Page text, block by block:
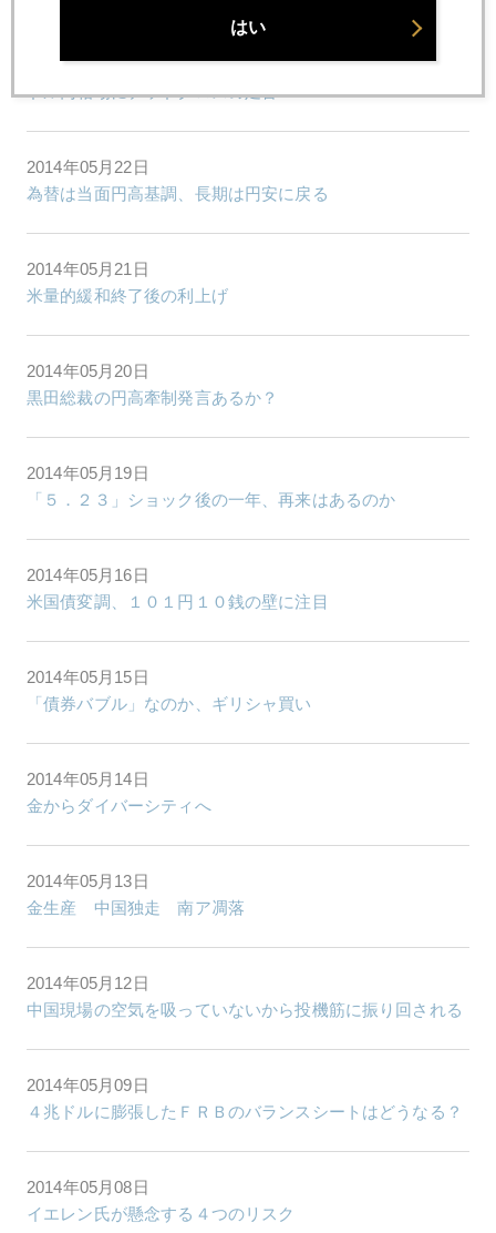
2014年05月26日
ドル円相場にデッドクロスの足音
2014年05月22日
為替は当面円高基調、長期は円安に戻る
2014年05月21日
米量的緩和終了後の利上げ
2014年05月20日
黒田総裁の円高牽制発言あるか？
2014年05月19日
「５．２３」ショック後の一年、再来はあるのか
2014年05月16日
米国債変調、１０１円１０銭の壁に注目
2014年05月15日
「債券バブル」なのか、ギリシャ買い
2014年05月14日
金からダイバーシティへ
2014年05月13日
金生産 中国独走 南ア凋落
2014年05月12日
中国現場の空気を吸っていないから投機筋に振り回される
2014年05月09日
４兆ドルに膨張したＦＲＢのバランスシートはどうなる？
2014年05月08日
イエレン氏が懸念する４つのリスク
はい